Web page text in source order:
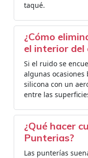
taqué.
¿Cómo
el interior del
Si el ruido se
algunas ocasiones
silicona con un
entre las
¿Qué hacer
Punterias?
Las punterías